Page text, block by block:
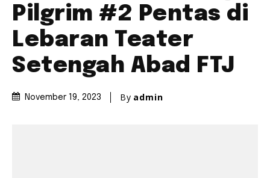
Pilgrim #2 Pentas di
Lebaran Teater
Setengah Abad FTJ
November 19, 2023 By admin